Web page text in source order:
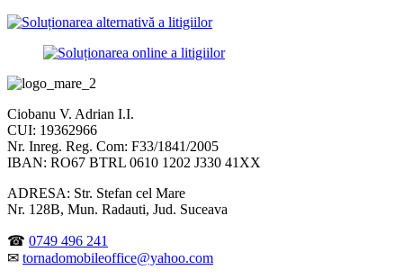
Ciobanu V. Adrian I.I.
CUI: 19362966
Nr. Inreg. Reg. Com: F33/1841/2005
IBAN: RO67 BTRL 0610 1202 J330 41XX
ADRESA: Str. Stefan cel Mare
Nr. 128B, Mun. Radauti, Jud. Suceava
☎ 0749 496 241
✉ tornadomobileoffice@yahoo.com